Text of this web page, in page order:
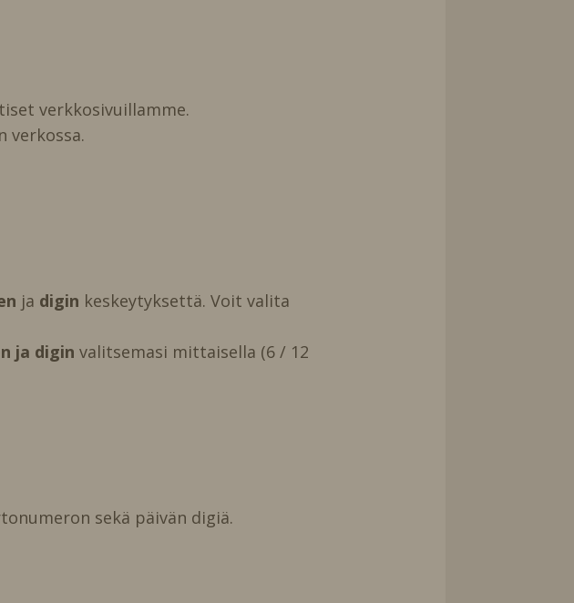
verkkosivuillamme.
verkossa.
ja digin keskeytyksettä. Voit valita
ja digin valitsemasi mittaisella (6 / 12
sekä päivän digiä.